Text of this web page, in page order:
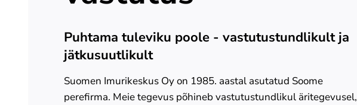
Puhtama tuleviku poole - vastutustundlikult ja
jätkusuutlikult
Suomen Imurikeskus Oy on 1985. aastal asutatud Soome
perefirma. Meie tegevus põhineb vastutustundlikul äritegevusel,